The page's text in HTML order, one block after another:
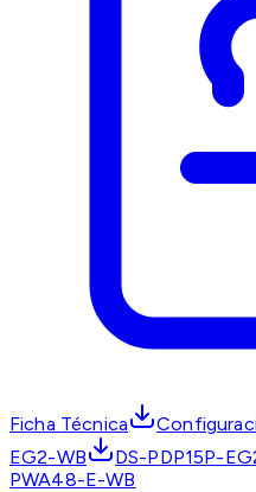
Ficha Técnica
EG2-WB
DS-PDP15P-
PWA48-E-WB